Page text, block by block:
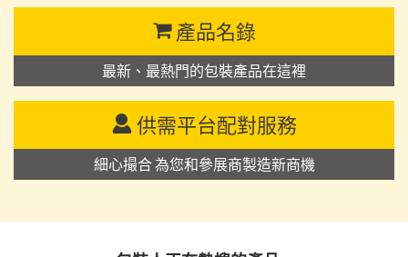
產品名錄
最新、最熱門的包裝產品在這裡
供需平台配對服務
細心撮合 為您和參展商製造新商機